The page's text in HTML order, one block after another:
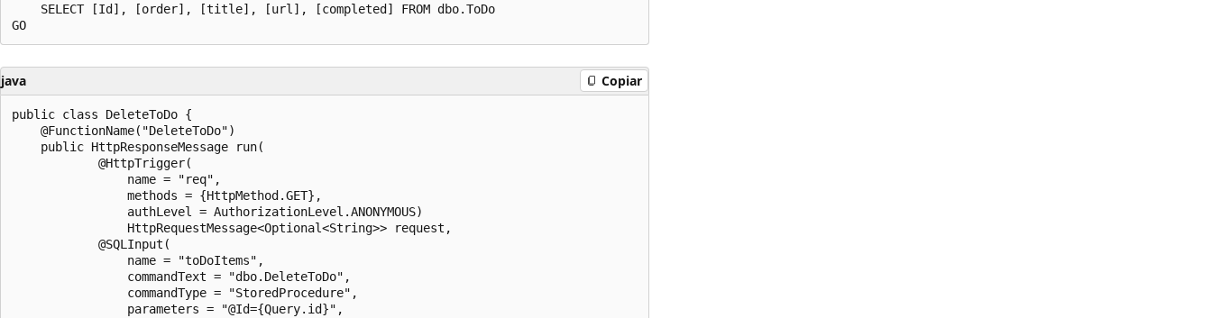
    SELECT [Id], [order], [title], [url], [completed] FROM dbo.ToDo
java Copiar
public class DeleteToDo {
    @FunctionName("DeleteToDo")
    public HttpResponseMessage run(
            @HttpTrigger(
                name = "req",
                methods = {HttpMethod.GET},
                authLevel = AuthorizationLevel.ANONYMOUS)
                HttpRequestMessage<Optional<String>> request,
            @SQLInput(
                name = "toDoItems",
                commandText = "dbo.DeleteToDo",
                commandType = "StoredProcedure",
                parameters = "@Id={Query.id}",